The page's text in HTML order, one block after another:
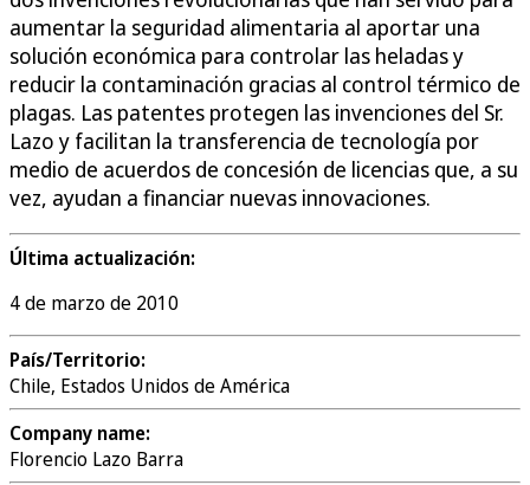
aumentar la seguridad alimentaria al aportar una
solución económica para controlar las heladas y
reducir la contaminación gracias al control térmico de
plagas. Las patentes protegen las invenciones del Sr.
Lazo y facilitan la transferencia de tecnología por
medio de acuerdos de concesión de licencias que, a su
vez, ayudan a financiar nuevas innovaciones.
Última actualización:
4 de marzo de 2010
País/Territorio:
Chile, Estados Unidos de América
Company name:
Florencio Lazo Barra